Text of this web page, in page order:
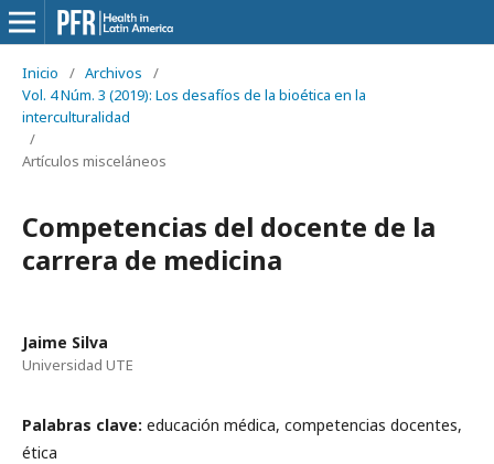
Inicio / Archivos
/
Vol. 4 Núm. 3 (2019): Los desafíos de la bioética en la
interculturalidad
/
Artículos misceláneos
Competencias del docente de la
carrera de medicina
Jaime Silva
Universidad UTE
Palabras clave: educación médica, competencias docentes,
ética